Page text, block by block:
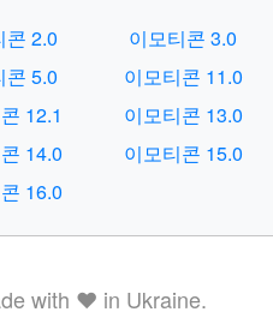
콘 2.0
이모티콘 3.0
콘 5.0
이모티콘 11.0
12.1
이모티콘 13.0
14.0
이모티콘 15.0
16.0
with ❤️ in Ukraine.